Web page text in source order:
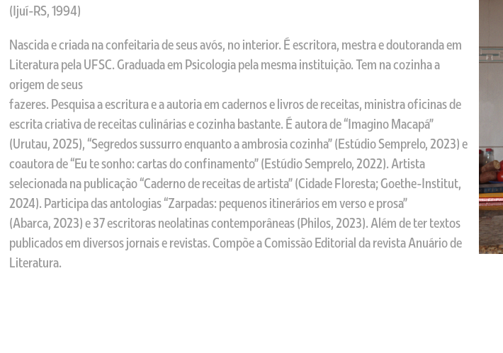
(Ijuí-RS, 1994)
Nascida e criada na confeitaria de seus avós, no interior. É escritora, mestra e doutoranda em
Literatura pela UFSC. Graduada em Psicologia pela mesma instituição. Tem na cozinha a
origem de seus
fazeres. Pesquisa a escritura e a autoria em cadernos e livros de receitas, ministra oficinas de
escrita criativa de receitas culinárias e cozinha bastante. É autora de “Imagino Macapá”
(Urutau, 2025), “Segredos sussurro enquanto a ambrosia cozinha” (Estúdio Semprelo, 2023) e
coautora de “Eu te sonho: cartas do confinamento” (Estúdio Semprelo, 2022). Artista
selecionada na publicação “Caderno de receitas de artista” (Cidade Floresta; Goethe-Institut,
2024). Participa das antologias “Zarpadas: pequenos itinerários em verso e prosa”
(Abarca, 2023) e 37 escritoras neolatinas contemporâneas (Philos, 2023). Além de ter textos
publicados em diversos jornais e revistas. Compõe a Comissão Editorial da revista Anuário de
Literatura.